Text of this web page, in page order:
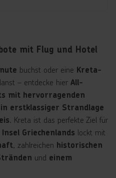
mit Flug und Hotel
buchst oder eine Kreta-
– entdecke hier All-
mit hervorragenden
erstklassiger Strandlage
. Kreta ist das perfekte Ziel für
Griechenlands lockt mit
, zahlreichen historischen
und einem